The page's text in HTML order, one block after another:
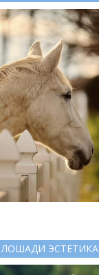
ЛОШАДИ ЭСТЕТИКА